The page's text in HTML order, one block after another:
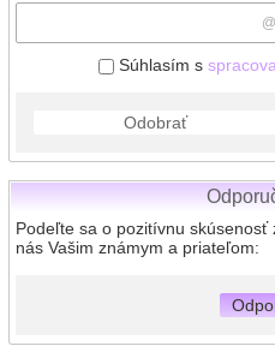
Súhlasím s
Odobrať
Podeľte sa o pozitívnu
nás Vašim známym a priateľom: